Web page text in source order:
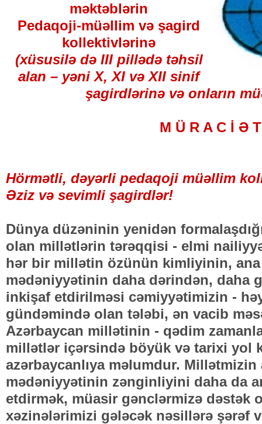
məktəblərin
Pedaqoji-müəllim və şagird
kollektivlərinə
(xüsusilə də III pillədə təhsil
alan – yəni X, XI və XII sinif
şagirdlərinə və onların
M Ü R A C İ Ə T
Hörmətli, dəyərli pedaqoji müəllim
Əziz və sevimli şagirdlər!
Dünya düzəninin yenidən
olan millətlərin tərəqqisi - elmi
hər bir millətin özünün kimliyinin,
mədəniyyətinin daha dərindən, daha
inkişaf etdirilməsi cəmiyyətimizin -
gündəmində olan tələbi, ən vacib
Azərbaycan millətinin - qədim
millətlər içərsində böyük və tarixi yol
azərbaycanlıya məlumdur.
mədəniyyətinin zənginliyini daha da
etdirmək, müasir gənclərmizə dəstək
xəzinələrimizi gələcək nəsillərə şərəf